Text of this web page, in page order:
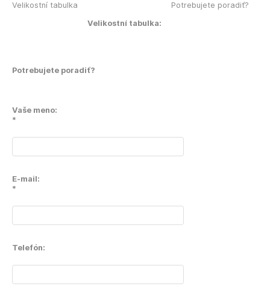
Velikostní tabulka
Velikostní tabulka:
Potrebujete poradiť?
Potrebujete poradiť?
Vaše meno:
*
E-mail:
*
Telefón: